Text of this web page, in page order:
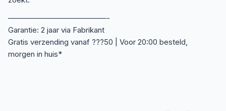
—————————————-
Garantie: 2 jaar via Fabrikant
Gratis verzending vanaf ???50 | Voor 20:00 besteld,
morgen in huis*